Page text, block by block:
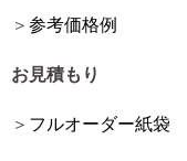
参考価格例
お見積もり
フルオーダー紙袋